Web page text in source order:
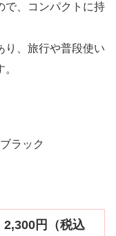
で、コンパクトに持
り、旅行や普段使い
ラック
円（税込